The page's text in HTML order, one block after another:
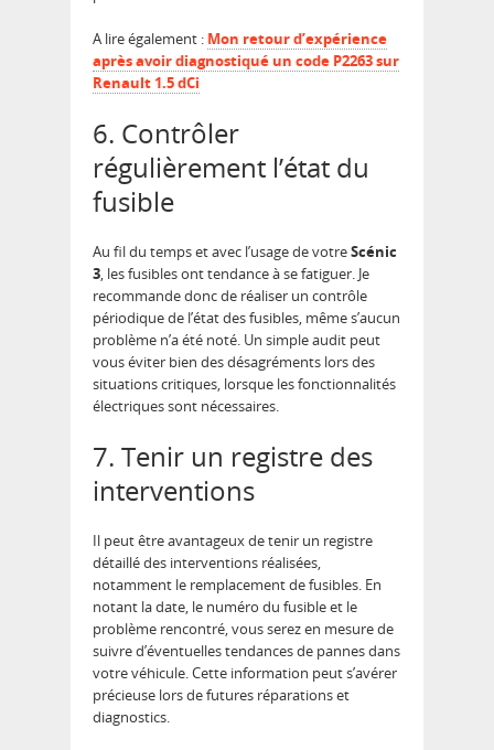
A lire également : Mon retour d’expérience
après avoir diagnostiqué un code P2263 sur
Renault 1.5 dCi
6. Contrôler
régulièrement l’état du
fusible
Au fil du temps et avec l’usage de votreScénic
3, les fusibles ont tendance à se fatiguer. Je
recommande donc de réaliser un contrôle
périodique de l’état des fusibles, même s’aucun
problème n’a été noté. Un simple audit peut
vous éviter bien des désagréments lors des
situations critiques, lorsque les fonctionnalités
électriques sont nécessaires.
7. Tenir un registre des
interventions
Il peut être avantageux de tenir un registre
détaillé des interventions réalisées,
notamment le remplacement de fusibles. En
notant la date, le numéro du fusible et le
problème rencontré, vous serez en mesure de
suivre d’éventuelles tendances de pannes dans
votre véhicule. Cette information peut s’avérer
précieuse lors de futures réparations et
diagnostics.